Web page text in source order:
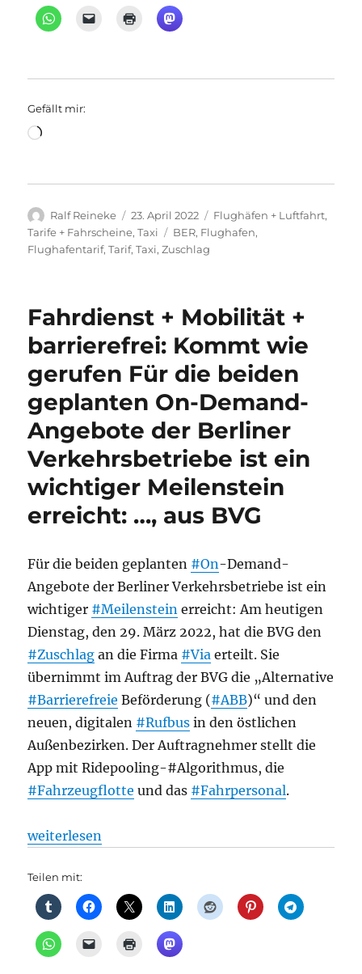
Gefällt mir:
Wird
Autor
Ralf Reineke
Veröffentlicht
am
23. April 2022 Kategorien
Flughäfen + Luftfahrt,
Tarife + Fahrscheine,Taxi Schlagwörter
BER, Flughafen,
Flughafentarif,Tarif,Taxi,Zuschlag
Fahrdienst + Mobilität +
barrierefrei: Kommt wie
gerufen Für die beiden
geplanten On-Demand-
Angebote der Berliner
Verkehrsbetriebe ist ein
wichtiger Meilenstein
erreicht: …, aus BVG
Für die beiden geplanten #On-Demand-
Angebote der Berliner Verkehrsbetriebe ist ein
wichtiger #Meilenstein erreicht: Am heutigen
Dienstag, den 29. März 2022, hat die BVG den
#Zuschlag an die Firma #Via erteilt. Sie
übernimmt im Auftrag der BVG die „Alternative
#Barrierefreie Beförderung (#ABB)“ und den
neuen, digitalen #Rufbus in den östlichen
Außenbezirken. Der Auftragnehmer stellt die
App mit Ridepooling-#Algorithmus, die
#Fahrzeugflotte und das #Fahrpersonal.
„Fahrdienst + Mobilität + barrierefrei: Kommt wie
weiterlesen
Teilen mit: